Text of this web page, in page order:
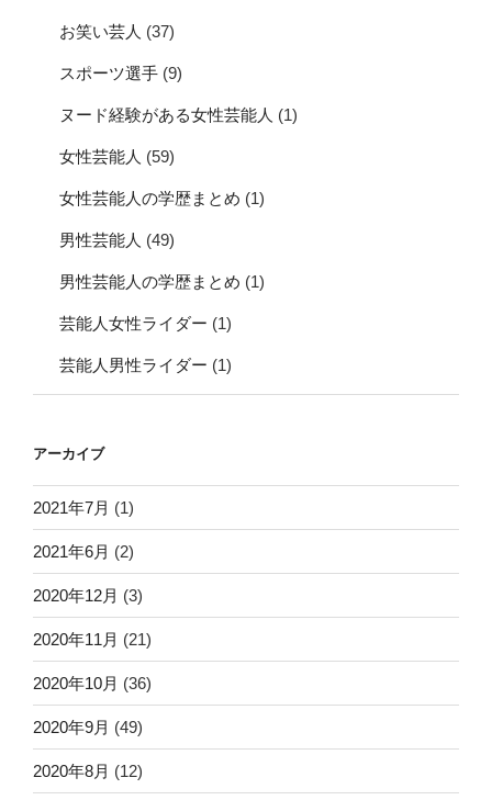
お笑い芸人 (37)
スポーツ選手 (9)
ヌード経験がある女性芸能人 (1)
女性芸能人 (59)
女性芸能人の学歴まとめ (1)
男性芸能人 (49)
男性芸能人の学歴まとめ (1)
芸能人女性ライダー (1)
芸能人男性ライダー (1)
アーカイブ
2021年7月 (1)
2021年6月 (2)
2020年12月 (3)
2020年11月 (21)
2020年10月 (36)
2020年9月 (49)
2020年8月 (12)